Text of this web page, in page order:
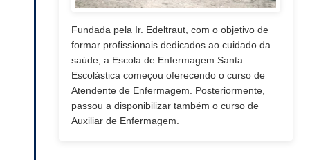
Fundada pela Ir. Edeltraut, com o objetivo de
formar profissionais dedicados ao cuidado da
saúde, a Escola de Enfermagem Santa
Escolástica começou oferecendo o curso de
Atendente de Enfermagem. Posteriormente,
passou a disponibilizar também o curso de
Auxiliar de Enfermagem.